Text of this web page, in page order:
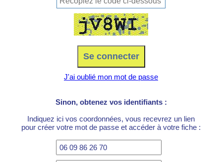
J'ai oublié mon mot de passe
Sinon, obtenez vos identifiants :
Indiquez ici vos coordonnées, vous recevrez un lien
pour créer votre mot de passe et accéder à votre fiche :